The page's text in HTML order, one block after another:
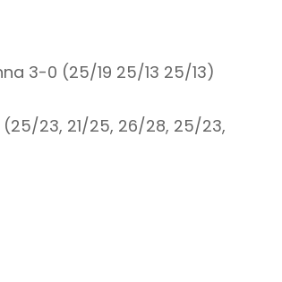
3-0 (25/19 25/13 25/13)
23, 21/25, 26/28, 25/23,